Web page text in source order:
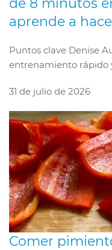
aprende a
Puntos clave Denise
entrenamiento rápido
31 de julio de 2026
Comer